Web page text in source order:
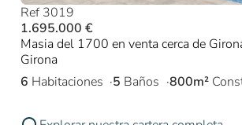
Ref 3019
1.695.000 €
Masia del 1700 en venta cerca de
Girona
6 Habitaciones 5 Baños 800m²